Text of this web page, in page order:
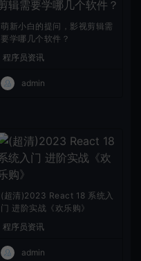
萌新小白的提问，影视剪辑需
要学哪几个软件？
程序员资讯
admin
(超清)2023 React 18 系统入
门 进阶实战《欢乐购》
程序员资讯
admin